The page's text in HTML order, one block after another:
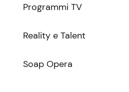
Programmi TV
Reality e Talent
Soap Opera